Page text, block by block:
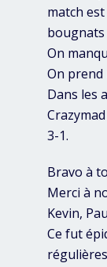
match
On
On prend
Dans les
3-1.
Bravo à
Merci à
Kevin,
Ce fut